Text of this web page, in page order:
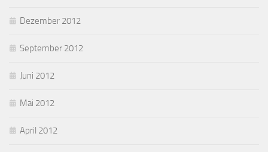
Dezember 2012
September 2012
Juni 2012
Mai 2012
April 2012